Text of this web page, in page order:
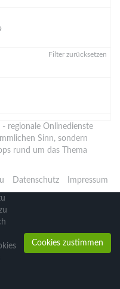
Filter zurücksetzen
- regionale Onlinedienste
Sinn, sondern
rund um das Thema
Datenschutz Impressum
Cookies zustimmen